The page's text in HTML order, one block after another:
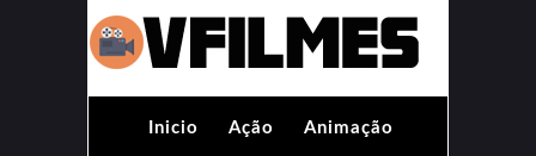
Inicio Ação Animação